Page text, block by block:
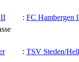
II
: FC Hambergen
: TSV Steden/​